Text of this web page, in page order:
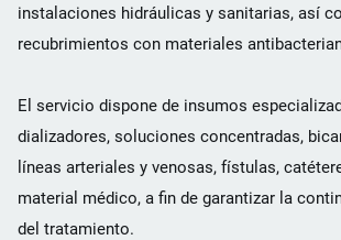
instalaciones hidráulicas y sanitarias, así
recubrimientos con materiales
El servicio dispone de insumos
dializadores, soluciones concentradas,
líneas arteriales y venosas, fístulas,
material médico, a fin de garantizar la
del tratamiento.